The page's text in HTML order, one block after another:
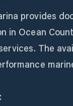
provides
in Ocean
The